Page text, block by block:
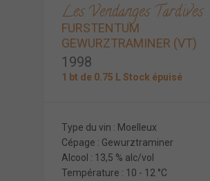
Les Vendanges Tardives
FURSTENTUM
GEWURZTRAMINER (VT)
1998
1 bt de 0.75 L Stock épuisé
Type du vin : Moelleux
Cépage : Gewurztraminer
Alcool : 13,5 % alc/vol
Température : 10 - 12 °C